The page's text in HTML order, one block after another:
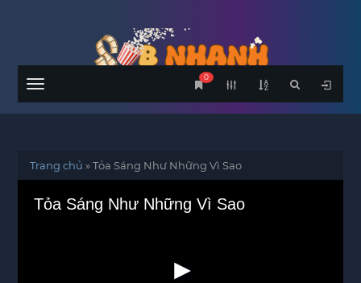
Menu
0
Trang chủ »Tỏa Sáng Như Những Vì Sao
Tỏa Sáng Như Những Vì Sao